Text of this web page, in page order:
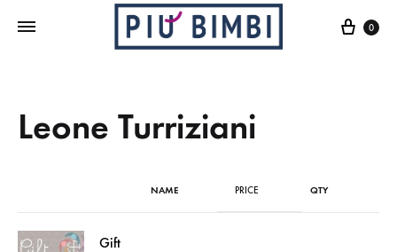
Cart
0
Leone Turriziani
NAME PRICE QTY
Gift